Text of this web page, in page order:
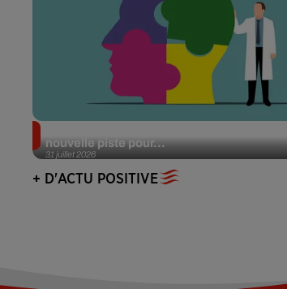
31 juillet 2026
nouvelle piste pour...
+ D'ACTU POSITIVE